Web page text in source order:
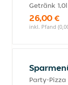
Getränk
26,00 €
inkl. Pfand
Party-